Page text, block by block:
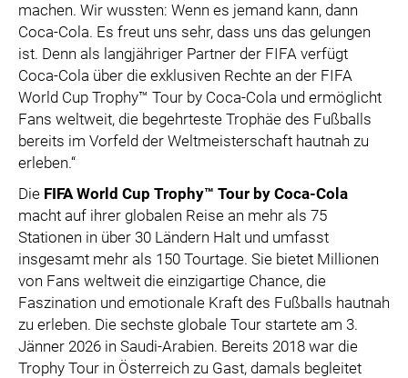
machen. Wir wussten: Wenn es jemand kann, dann
Coca-Cola. Es freut uns sehr, dass uns das gelungen
ist. Denn als langjähriger Partner der FIFA verfügt
Coca-Cola über die exklusiven Rechte an der FIFA
World Cup Trophy™ Tour by Coca-Cola und ermöglicht
Fans weltweit, die begehrteste Trophäe des Fußballs
bereits im Vorfeld der Weltmeisterschaft hautnah zu
erleben.“
Die FIFA World Cup Trophy™ Tour by Coca-Cola
macht auf ihrer globalen Reise an mehr als 75
Stationen in über 30 Ländern Halt und umfasst
insgesamt mehr als 150 Tourtage. Sie bietet Millionen
von Fans weltweit die einzigartige Chance, die
Faszination und emotionale Kraft des Fußballs hautnah
zu erleben. Die sechste globale Tour startete am 3.
Jänner 2026 in Saudi-Arabien. Bereits 2018 war die
Trophy Tour in Österreich zu Gast, damals begleitet